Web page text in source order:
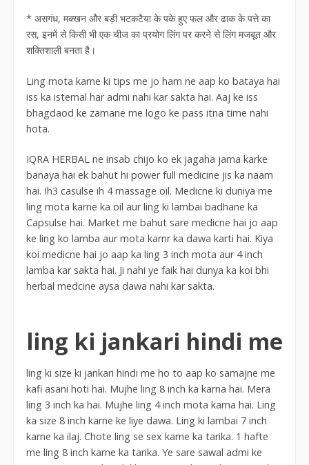
* असगंध, मक्खन और बड़ी भटकटैया के पके हुए फल और ढाक के पत्ते का
रस, इनमें से किसी भी एक चीज का प्रयोग लिंग पर करने से लिंग मजबूत और
शक्तिशाली बनता है।
Ling mota karne ki tips me jo ham ne aap ko bataya hai
iss ka istemal har admi nahi kar sakta hai. Aaj ke iss
bhagdaod ke zamane me logo ke pass itna time nahi
hota.
IQRA HERBAL ne insab chijo ko ek jagaha jama karke
banaya hai ek bahut hi power full medicine jis ka naam
hai. Ih3 casulse ih 4 massage oil. Medicne ki duniya me
ling mota karne ka oil aur ling ki lambai badhane ka
Capsulse hai. Market me bahut sare medicne hai jo aap
ke ling ko lamba aur mota karnr ka dawa karti hai. Kiya
koi medicne hai jo aap ka ling 3 inch mota aur 4 inch
lamba kar sakta hai. Ji nahi ye faik hai dunya ka koi bhi
herbal medcine aysa dawa nahi kar sakta.
ling ki jankari hindi me
ling ki size ki jankari hindi me ho to aap ko samajne me
kafi asani hoti hai. Mujhe ling 8 inch ka karna hai. Mera
ling 3 inch ka hai. Mujhe ling 4 inch mota karna hai. Ling
ka size 8 inch karne ke liye dawa. Ling ki lambai 7 inch
karne ka ilaj. Chote ling se sex karne ka tarika. 1 hafte
me ling 8 inch karne ka tarika. Ye sare sawal admi ke